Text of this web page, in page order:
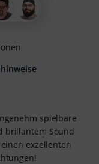
spielbare
brillantem Sound
exzellenten